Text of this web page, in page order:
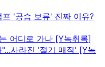
'공습 보류' 진짜 이유?
어디로 가나 [Y녹취록]
사라진 '절기 매직' [Y녹